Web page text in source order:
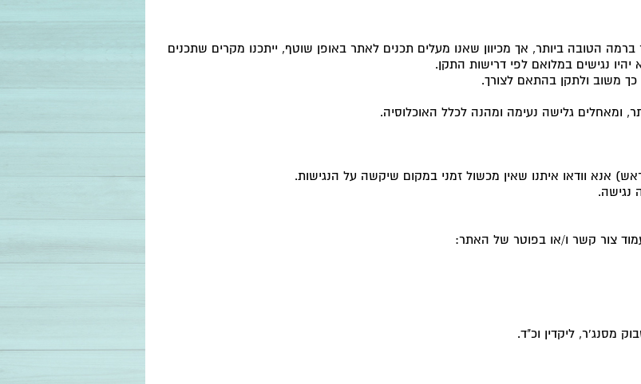
הטובה ביותר, אך מכיוון שאנו מעלים תכנים לאתר באופן שוטף, ייתכנו מקרים שתכנים
נגישים במלואם לפי דרישות התקן.
משוב ולתקן בהתאם לצורך.
ומאחלים גלישה נעימה ומהנה לכלל האוכלוסיה.
אנא וודאו איתנו שאין מכשול זמני במקום שיקשה על הנגישות.
נגישה.
צור קשר ו/או בפוטר של האתר:
מסנג'ר, ליקדין וכ"ד.